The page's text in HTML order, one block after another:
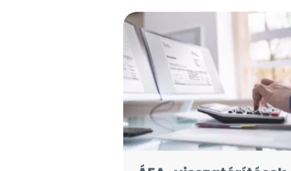
ÁFA-visszatérítések
Igénybejelentés Bosznia-
Hercegovina ÁFA-visszatérítések
kapjon segítséget a